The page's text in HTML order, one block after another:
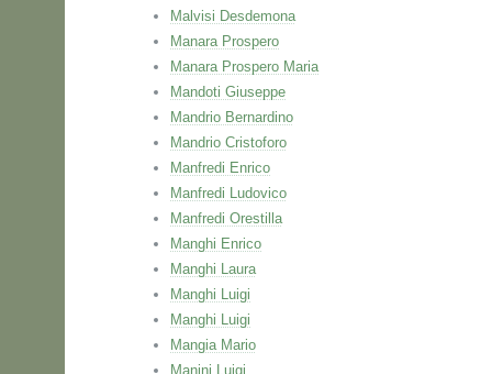
Malvisi Desdemona
Manara Prospero
Manara Prospero Maria
Mandoti Giuseppe
Mandrio Bernardino
Mandrio Cristoforo
Manfredi Enrico
Manfredi Ludovico
Manfredi Orestilla
Manghi Enrico
Manghi Laura
Manghi Luigi
Manghi Luigi
Mangia Mario
Manini Luigi